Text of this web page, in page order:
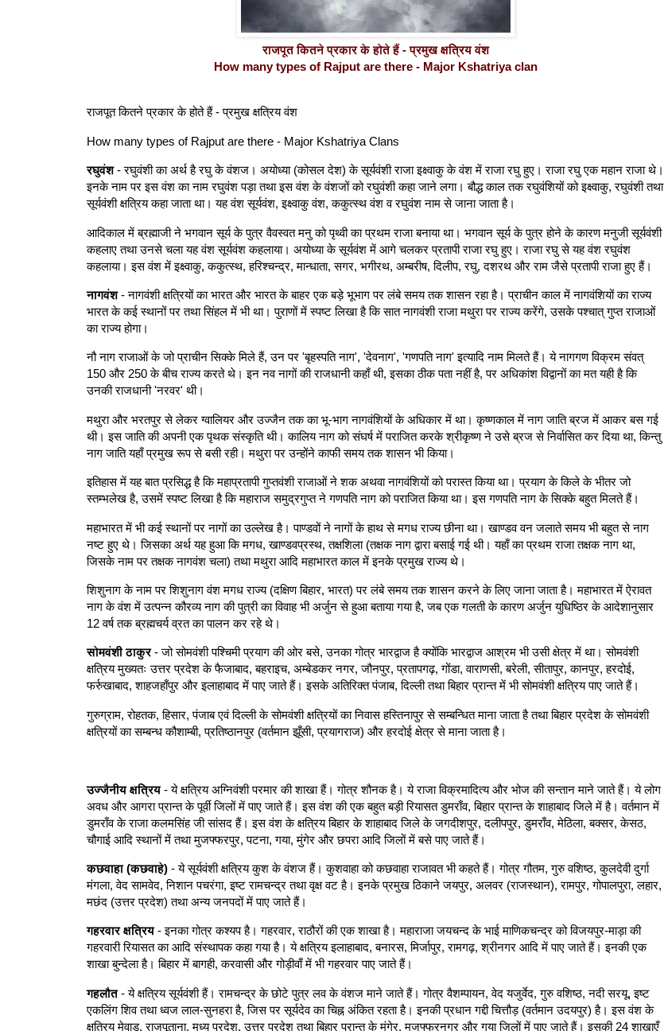
राजपूत कितने प्रकार के होते हैं - प्रमुख क्षत्रिय वंश
How many types of Rajput are there - Major Kshatriya clan
राजपूत कितने प्रकार के होते हैं - प्रमुख क्षत्रिय वंश
How many types of Rajput are there - Major Kshatriya Clans
रघुवंश- रघुवंशी का अर्थ है रघु के वंशज। अयोध्या (कोसल देश) के सूर्यवंशी राजा इक्ष्वाकु के वंश में राजा रघु हुए। राजा रघु एक महान राजा थे।
इनके नाम पर इस वंश का नाम रघुवंश पड़ा तथा इस वंश के वंशजों को रघुवंशी कहा जाने लगा। बौद्ध काल तक रघुवंशियों को इक्ष्वाकु, रघुवंशी तथा
सूर्यवंशी क्षत्रिय कहा जाता था। यह वंश सूर्यवंश, इक्ष्वाकु वंश, ककुत्स्थ वंश व रघुवंश नाम से जाना जाता है।
आदिकाल में ब्रह्माजी ने भगवान सूर्य के पुत्र वैवस्वत मनु को पृथ्वी का प्रथम राजा बनाया था। भगवान सूर्य के पुत्र होने के कारण मनुजी सूर्यवंशी
कहलाए तथा उनसे चला यह वंश सूर्यवंश कहलाया। अयोध्या के सूर्यवंश में आगे चलकर प्रतापी राजा रघु हुए। राजा रघु से यह वंश रघुवंश
कहलाया। इस वंश में इक्ष्वाकु, ककुत्स्थ, हरिश्चन्द्र, मान्धाता, सगर, भगीरथ, अम्बरीष, दिलीप, रघु, दशरथ और राम जैसे प्रतापी राजा हुए हैं।
नागवंश- नागवंशी क्षत्रियों का भारत और भारत के बाहर एक बड़े भूभाग पर लंबे समय तक शासन रहा है। प्राचीन काल में नागवंशियों का राज्य
भारत के कई स्थानों पर तथा सिंहल में भी था। पुराणों में स्पष्ट लिखा है कि सात नागवंशी राजा मथुरा पर राज्य करेंगे, उसके पश्चात् गुप्त राजाओं
का राज्य होगा।
नौ नाग राजाओं के जो प्राचीन सिक्के मिले हैं, उन पर 'बृहस्पति नाग', 'देवनाग', 'गणपति नाग' इत्यादि नाम मिलते हैं। ये नागगण विक्रम संवत्
150 और 250 के बीच राज्य करते थे। इन नव नागों की राजधानी कहाँ थी, इसका ठीक पता नहीं है, पर अधिकांश विद्वानों का मत यही है कि
उनकी राजधानी 'नरवर' थी।
मथुरा और भरतपुर से लेकर ग्वालियर और उज्जैन तक का भू-भाग नागवंशियों के अधिकार में था। कृष्णकाल में नाग जाति ब्रज में आकर बस गई
थी। इस जाति की अपनी एक पृथक संस्कृति थी। कालिय नाग को संघर्ष में पराजित करके श्रीकृष्ण ने उसे ब्रज से निर्वासित कर दिया था, किन्तु
नाग जाति यहाँ प्रमुख रूप से बसी रही। मथुरा पर उन्होंने काफी समय तक शासन भी किया।
इतिहास में यह बात प्रसिद्ध है कि महाप्रतापी गुप्तवंशी राजाओं ने शक अथवा नागवंशियों को परास्त किया था। प्रयाग के किले के भीतर जो
स्तम्भलेख है, उसमें स्पष्ट लिखा है कि महाराज समुद्रगुप्त ने गणपति नाग को पराजित किया था। इस गणपति नाग के सिक्के बहुत मिलते हैं।
महाभारत में भी कई स्थानों पर नागों का उल्लेख है। पाण्डवों ने नागों के हाथ से मगध राज्य छीना था। खाण्डव वन जलाते समय भी बहुत से नाग
नष्ट हुए थे। जिसका अर्थ यह हुआ कि मगध, खाण्डवप्रस्थ, तक्षशिला (तक्षक नाग द्वारा बसाई गई थी। यहाँ का प्रथम राजा तक्षक नाग था,
जिसके नाम पर तक्षक नागवंश चला) तथा मथुरा आदि महाभारत काल में इनके प्रमुख राज्य थे।
शिशुनाग के नाम पर शिशुनाग वंश मगध राज्य (दक्षिण बिहार, भारत) पर लंबे समय तक शासन करने के लिए जाना जाता है। महाभारत में ऐरावत
नाग के वंश में उत्पन्न कौरव्य नाग की पुत्री का विवाह भी अर्जुन से हुआ बताया गया है, जब एक गलती के कारण अर्जुन युधिष्ठिर के आदेशानुसार
12 वर्ष तक ब्रह्मचर्य व्रत का पालन कर रहे थे।
सोमवंशी ठाकुर- जो सोमवंशी पश्चिमी प्रयाग की ओर बसे, उनका गोत्र भारद्वाज है क्योंकि भारद्वाज आश्रम भी उसी क्षेत्र में था। सोमवंशी
क्षत्रिय मुख्यतः उत्तर प्रदेश के फैजाबाद, बहराइच, अम्बेडकर नगर, जौनपुर, प्रतापगढ़, गोंडा, वाराणसी, बरेली, सीतापुर, कानपुर, हरदोई,
फर्रुखाबाद, शाहजहाँपुर और इलाहाबाद में पाए जाते हैं। इसके अतिरिक्त पंजाब, दिल्ली तथा बिहार प्रान्त में भी सोमवंशी क्षत्रिय पाए जाते हैं।
गुरुग्राम, रोहतक, हिसार, पंजाब एवं दिल्ली के सोमवंशी क्षत्रियों का निवास हस्तिनापुर से सम्बन्धित माना जाता है तथा बिहार प्रदेश के सोमवंशी
क्षत्रियों का सम्बन्ध कौशाम्बी, प्रतिष्ठानपुर (वर्तमान झूँसी, प्रयागराज) और हरदोई क्षेत्र से माना जाता है।
उज्जैनीय क्षत्रिय- ये क्षत्रिय अग्निवंशी परमार की शाखा हैं। गोत्र शौनक है। ये राजा विक्रमादित्य और भोज की सन्तान माने जाते हैं। ये लोग
अवध और आगरा प्रान्त के पूर्वी जिलों में पाए जाते हैं। इस वंश की एक बहुत बड़ी रियासत डुमराँव, बिहार प्रान्त के शाहाबाद जिले में है। वर्तमान में
डुमराँव के राजा कलमसिंह जी सांसद हैं। इस वंश के क्षत्रिय बिहार के शाहाबाद जिले के जगदीशपुर, दलीपपुर, डुमराँव, मेठिला, बक्सर, केसठ,
चौगाई आदि स्थानों में तथा मुजफ्फरपुर, पटना, गया, मुंगेर और छपरा आदि जिलों में बसे पाए जाते हैं।
कछवाहा (कछवाहे)- ये सूर्यवंशी क्षत्रिय कुश के वंशज हैं। कुशवाहा को कछवाहा राजावत भी कहते हैं। गोत्र गौतम, गुरु वशिष्ठ, कुलदेवी दुर्गा
मंगला, वेद सामवेद, निशान पचरंगा, इष्ट रामचन्द्र तथा वृक्ष वट है। इनके प्रमुख ठिकाने जयपुर, अलवर (राजस्थान), रामपुर, गोपालपुरा, लहार,
मछंद (उत्तर प्रदेश) तथा अन्य जनपदों में पाए जाते हैं।
गहरवार क्षत्रिय- इनका गोत्र कश्यप है। गहरवार, राठौरों की एक शाखा है। महाराजा जयचन्द के भाई माणिकचन्द्र को विजयपुर-माड़ा की
गहरवारी रियासत का आदि संस्थापक कहा गया है। ये क्षत्रिय इलाहाबाद, बनारस, मिर्जापुर, रामगढ़, श्रीनगर आदि में पाए जाते हैं। इनकी एक
शाखा बुन्देला है। बिहार में बागही, करवासी और गोड़ीवाँ में भी गहरवार पाए जाते हैं।
गहलौत- ये क्षत्रिय सूर्यवंशी हैं। रामचन्द्र के छोटे पुत्र लव के वंशज माने जाते हैं। गोत्र वैशम्पायन, वेद यजुर्वेद, गुरु वशिष्ठ, नदी सरयू, इष्ट
एकलिंग शिव तथा ध्वज लाल-सुनहरा है, जिस पर सूर्यदेव का चिह्न अंकित रहता है। इनकी प्रधान गद्दी चित्तौड़ (वर्तमान उदयपुर) है। इस वंश के
क्षत्रिय मेवाड़, राजपूताना, मध्य प्रदेश, उत्तर प्रदेश तथा बिहार प्रान्त के मुंगेर, मुजफ्फरनगर और गया जिलों में पाए जाते हैं। इसकी 24 शाखाएँ